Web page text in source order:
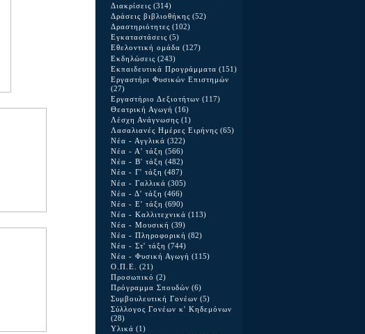
Διακρίσεις (314)
Δράσεις βιβλιοθήκης (52)
Δραστηριότητες (102)
Εγκαταστάσεις (5)
Εθελοντική ομάδα (127)
Εκδηλώσεις (243)
Εκπαιδευτικά Προγράμματα (151)
Εργαστήρι Φυσικών Επιστημών
(27)
Εργαστήριο Δεξιοτήτων (117)
Θεατρική Αγωγή (16)
Λέσχη Ανάγνωσης (1)
Λασαλιανές Ημέρες Ειρήνης (65)
Νέα - Αγγλικά (322)
Νέα - Α' τάξη (566)
Νέα - Β' τάξη (482)
Νέα - Γ' τάξη (487)
Νέα - Γαλλικά (305)
Νέα - Δ' τάξη (466)
Νέα - Ε' τάξη (690)
Νέα - Καλλιτεχνικά (113)
Νέα - Μουσική (39)
Νέα - Πληροφορική (82)
Νέα - Στ' τάξη (744)
Νέα - Φυσική Αγωγή (115)
Ο.Π.Ε. (21)
Προσωπικό (2)
Πρόγραμμα Σπουδών (6)
Συμβουλευτική Γονέων (5)
Σύλλογος Γονέων κ' Κηδεμόνων
(28)
Υλικά (1)